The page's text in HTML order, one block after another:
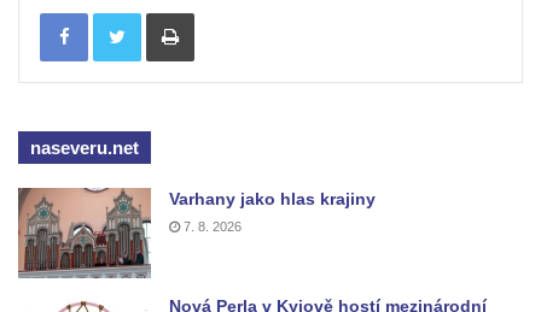
Tisknout
naseveru.net
Varhany jako hlas krajiny
7. 8. 2026
Nová Perla v Kyjově hostí mezinárodní